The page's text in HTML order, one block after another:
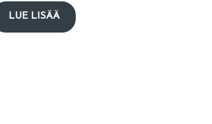
LUE LISÄÄ